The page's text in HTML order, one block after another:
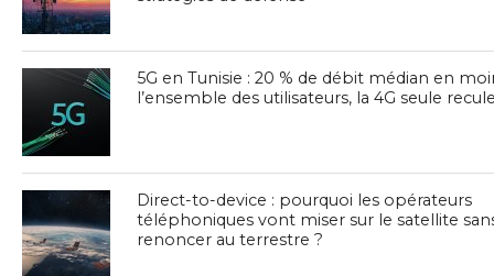
5G en Tunisie : 20 % de débit médian en
l’ensemble des utilisateurs, la 4G seule
Direct-to-device : pourquoi les opérateurs
téléphoniques vont miser sur le satellite
renoncer au terrestre ?